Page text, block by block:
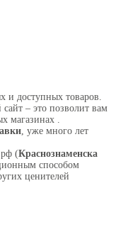
и доступных товаров.
– это позволит вам
магазинах .
, уже много лет
(Краснознаменска
способом
ценителей